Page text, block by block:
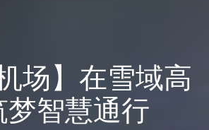
场】在雪域高
梦智慧通行